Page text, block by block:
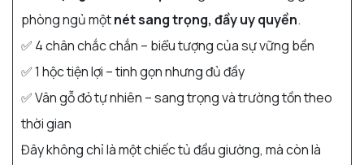
phòng ngủ mộtnét sang trọng, đầy uy quyền.
✅ 4 chân chắc chắn – biểu tượng của sự vững bền
✅ 1 hộc tiện lợi – tinh gọn nhưng đủ đầy
✅ Vân gỗ đỏ tự nhiên – sang trọng và trường tồn theo
thời gian
Đây không chỉ là một chiếctủ đầu giường, mà còn là